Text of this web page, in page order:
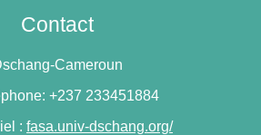
Contact
Cameroun
+237 233451884
: fasa.univ-dschang.org/